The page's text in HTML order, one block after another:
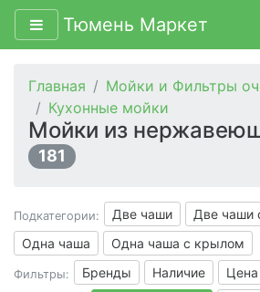
Тюмень Маркет
Главная
Мойки и Фильтры
Кухонные мойки
Мойки из
181
Подкатегории: Две чаши
Две чаши
Одна чаша
Одна чаша с крылом
Фильтры: Бренды Наличие Цена